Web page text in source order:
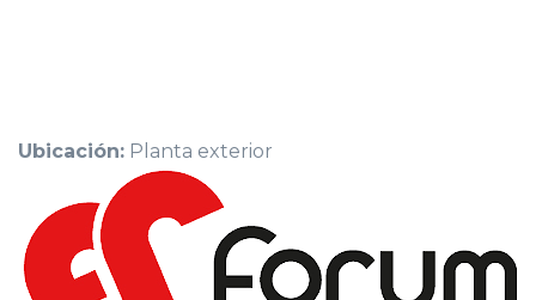
Ubicación: Planta exterior